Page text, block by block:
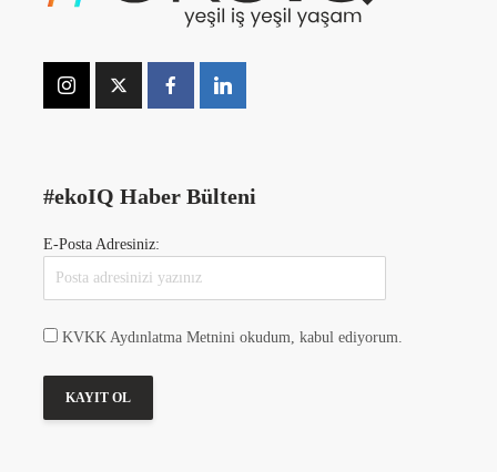
#ekoIQ Haber Bülteni
E-Posta Adresiniz:
KVKK Aydınlatma Metnini okudum, kabul ediyorum.